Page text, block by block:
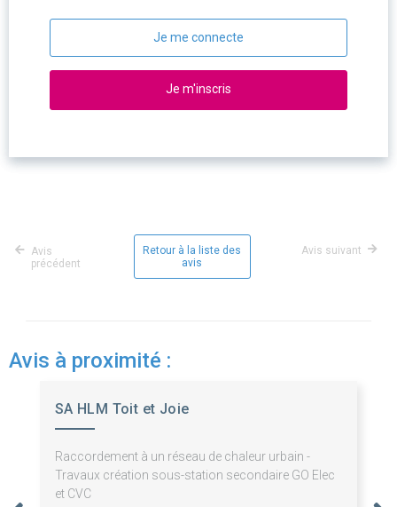
Je me connecte
Je m'inscris
Avis
précédent
Retour à la liste des
avis
Avis suivant
Avis à proximité :
SA HLM Toit et Joie
Raccordement à un réseau de chaleur urbain -
Travaux création sous-station secondaire GO Elec
et CVC